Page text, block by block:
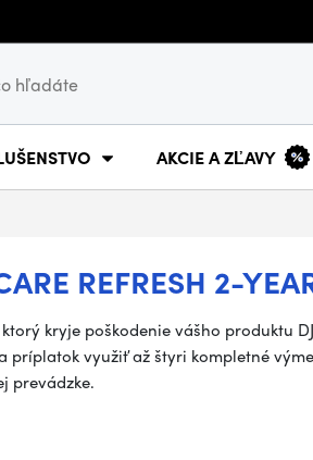
AKCIE A ZĽAVY
REFRESH 2-
kryje poškodenie vášho produktu
príplatok využiť až štyri kompletné
prevádzke.